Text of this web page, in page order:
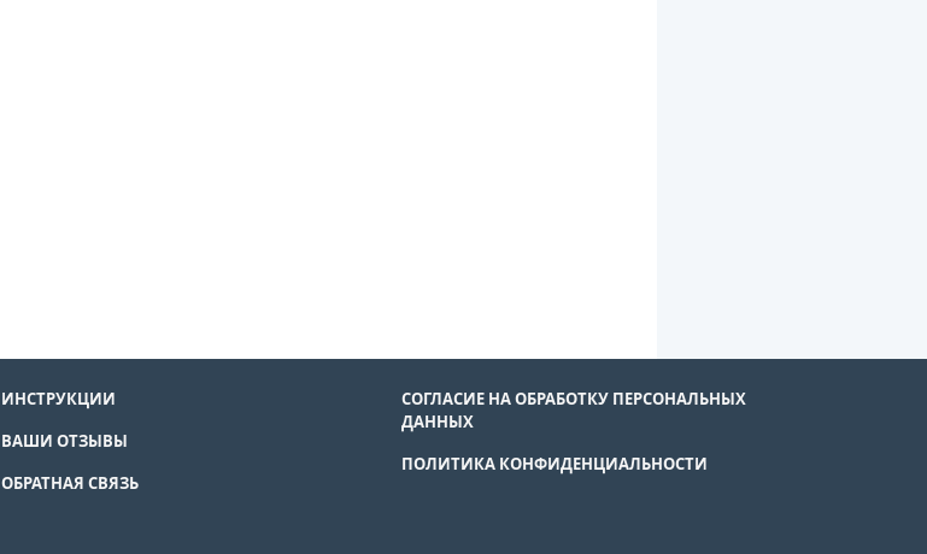
ИНСТРУКЦИИ
ВАШИ ОТЗЫВЫ
ОБРАТНАЯ СВЯЗЬ
СОГЛАСИЕ НА ОБРАБОТКУ ПЕРСОНАЛЬНЫХ
ДАННЫХ
ПОЛИТИКА КОНФИДЕНЦИАЛЬНОСТИ